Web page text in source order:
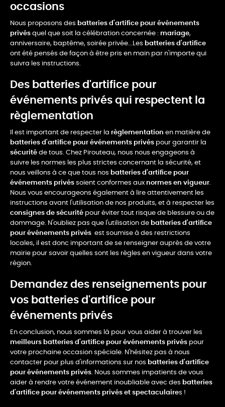
occasions
Nous proposons des batteries d'artifice pour événements
privés quel que soit la célébration concernée : mariage,
anniversaire, baptême, soirée privée...Les batteries d'artifice
ont été pensés de façon à être pris en main par n'importe qui
suivra les instructions.
Des batteries d'artifice pour
événements privés qui respectent la
règlementation
Il est important de respecter la règlementation en matière de
batteries d'artifice pour événements privés pour garantir la
sécurité de tous. Chez Pirouteau, nous nous engageons à
suivre les normes les plus strictes concernant la sécurité, et
nous veillons à ce que tous nos batteries d'artifice pour
événements privés soient conformes aux normes en vigueur.
Nous vous encourageons également à lire attentivement les
instructions avant l'utilisation de nos produits, et à respecter les
consignes de sécurité pour éviter tout risque de blessure ou de
dommage. N'oubliez pas que l'utilisation de batteries d'artifice
pour événements privés est soumise à des restrictions
locales, il est donc important de se renseigner auprès de votre
mairie pour savoir quelles sont les règles en vigueur dans votre
région.
Demandez des renseignements pour
vos batteries d'artifice pour
événements privés
En conclusion, nous sommes là pour vous aider à trouver les
meilleurs batteries d'artifice pour événements privés pour
votre prochaine occasion spéciale. N'hésitez pas à nous
contacter pour plus d'informations sur nos batteries d'artifice
pour événements privés. Nous sommes impatients de vous
aider à rendre votre événement inoubliable avec des batteries
d'artifice pour événements privés et spectaculaires !